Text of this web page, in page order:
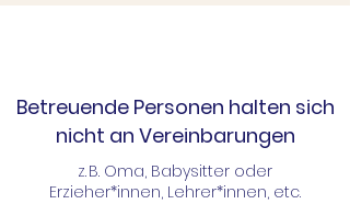
Betreuende Personen halten sich
nicht an Vereinbarungen
z. B. Oma, Babysitter oder
Erzieher*innen, Lehrer*innen, etc.